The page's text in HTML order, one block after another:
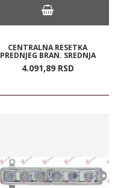
CENTRALNA RESETKA
PREDNJEG BRAN. SREDNJA
4.091,89 RSD